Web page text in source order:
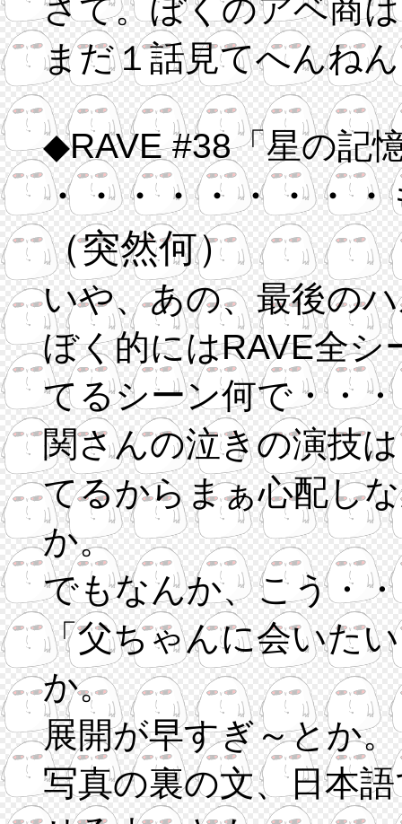
さて。ぼくのアベ商
まだ１話見てへんね
◆RAVE #38「星の
・・・・・・・・
（突然何）
いや、あの、最後の
ぼく的にはRAVE全シ
てるシーン何で・・・
関さんの泣きの演技
てるからまぁ心配し
か。
でもなんか、こう・
「父ちゃんに会いた
か。
展開が早すぎ～とか。
写真の裏の文、日本